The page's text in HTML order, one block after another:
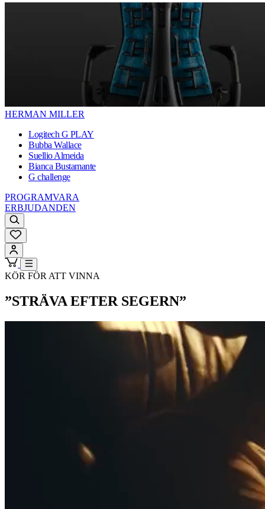
HERMAN MILLER
Logitech G PLAY
Bubba Wallace
Suellio Almeida
Bianca Bustamante
G challenge
PROGRAMVARA
ERBJUDANDEN
KÖR FÖR ATT VINNA
”STRÄVA EFTER SEGERN”